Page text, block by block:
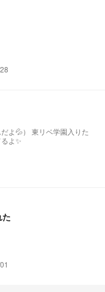
も大歓迎♡
よ💦） 東リベ学園入りた
よ✨